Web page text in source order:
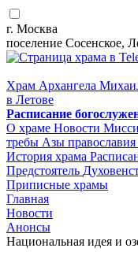
г. Москва
поселение Сосенское,
Храм Архангела
в Летове
Расписание
О храме Новости
требы Азы православия
История храма
Предстоятель
Приписные храмы
Главная
Новости
Анонсы
Национальная идея и